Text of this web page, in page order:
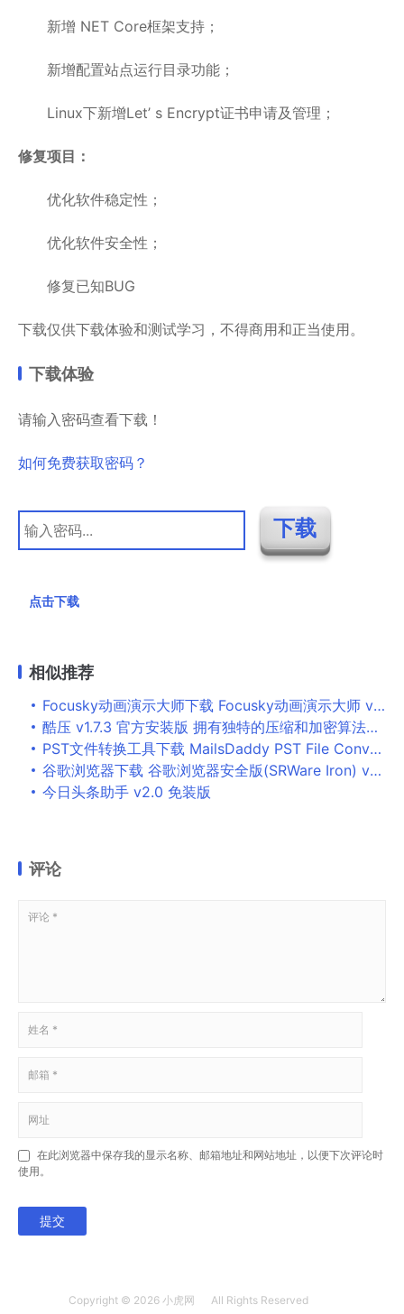
新增 NET Core框架支持；
新增配置站点运行目录功能；
Linux下新增Let’ s Encrypt证书申请及管理；
修复项目：
优化软件稳定性；
优化软件安全性；
修复已知BUG
下载仅供下载体验和测试学习，不得商用和正当使用。
下载体验
请输入密码查看下载！
如何免费获取密码？
点击下载
相似推荐
Focusky动画演示大师下载 Focusky动画演示大师 v3.9.0 官方免费安装版 64位
酷压 v1.7.3 官方安装版 拥有独特的压缩和加密算法的压缩解压缩软件
PST文件转换工具下载 MailsDaddy PST File Converter(PST文件转换软件) v1.0 免费安装版
谷歌浏览器下载 谷歌浏览器安全版(SRWare Iron) v81.0.4200.0 多语官方安装版
今日头条助手 v2.0 免装版
评论
在此浏览器中保存我的显示名称、邮箱地址和网站地址，以便下次评论时
使用。
提交
Copyright © 2026 小虎网 All Rights Reserved